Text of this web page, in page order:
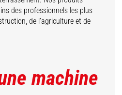
des professionnels les plus
de l’agriculture et de
machine